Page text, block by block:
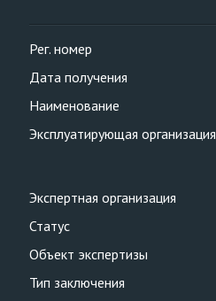
Рег. номер
Дата получения
Наименование
Эксплуатирующая организация
Экспертная организация
Статус
Объект экспертизы
Тип заключения